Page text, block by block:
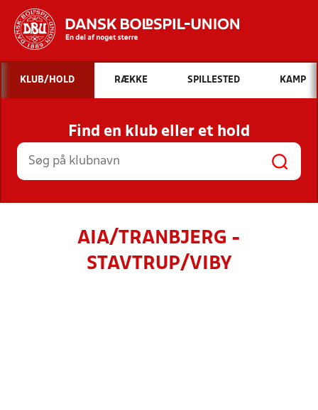
Hvad vil du søge efter?
INDHOLD OG NYHEDER
STILLINGER, RESULTATER, KLUBBER OG
HOLD
KLUB/HOLD RÆKKE SPILLESTED KAMP
Find en klub eller et hold
AIA/TRANBJERG -
STAVTRUP/VIBY